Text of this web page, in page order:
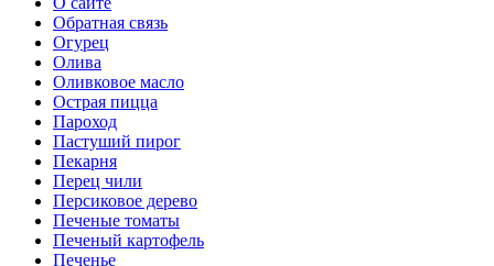
Обратная связь
Огурец
Олива
Оливковое масло
Острая пицца
Пароход
Пастуший пирог
Пекарня
Перец чили
Персиковое дерево
Печеные томаты
Печеный картофель
Печенье